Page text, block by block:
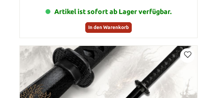
Artikel ist sofort ab Lager verfügbar.
In den Warenkorb